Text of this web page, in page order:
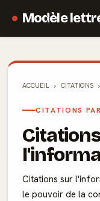
Modèle
ACCUEIL CITATIONS
CITATIONS
Citations sur
le pouvoir de la